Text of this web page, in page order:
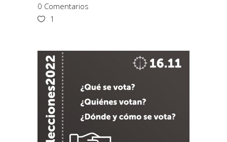
0 Comentarios
1